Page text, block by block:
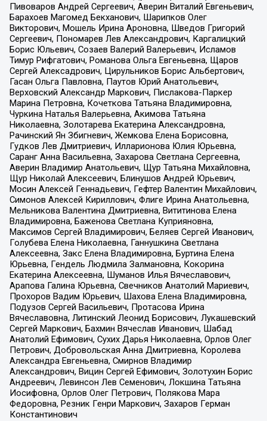
Пивоваров Андрей Сергеевич, Аверин Виталий Евгеньевич,
Барахоев Магомед Бекханович, Шарипков Олег
Викторович, Мошель Ирина Ароновна, Шведов Григорий
Сергеевич, Пономарев Лев Александрович, Каргалицкий
Борис Юльевич, Созаев Валерий Валерьевич, Исламов
Тимур Рифгатович, Романова Ольга Евгеньевна, Щаров
Сергей Алексадрович, Цирульников Борис Альбертович,
Гасан Ольга Павловна, Паутов Юрий Анатольевич,
Верховский Александр Маркович, Пислакова-Паркер
Марина Петровна, Кочеткова Татьяна Владимировна,
Чуркина Наталья Валерьевна, Акимова Татьяна
Николаевна, Золотарева Екатерина Александровна,
Рачинский Ян Збигневич, Жемкова Елена Борисовна,
Гудков Лев Дмитриевич, Илларионова Юлия Юрьевна,
Саранг Анна Васильевна, Захарова Светлана Сергеевна,
Аверин Владимир Анатольевич, Щур Татьяна Михайловна,
Щур Николай Алексеевич, Блинушов Андрей Юрьевич,
Мосин Алексей Геннадьевич, Гефтер Валентин Михайлович,
Симонов Алексей Кириллович, Флиге Ирина Анатольевна,
Мельникова Валентина Дмитриевна, Вититинова Елена
Владимировна, Баженова Светлана Куприяновна,
Максимов Сергей Владимирович, Беляев Сергей Иванович,
Голубева Елена Николаевна, Ганнушкина Светлана
Алексеевна, Закс Елена Владимировна, Буртина Елена
Юрьевна, Гендель Людмила Залмановна, Кокорина
Екатерина Алексеевна, Шуманов Илья Вячеславович,
Арапова Галина Юрьевна, Свечников Анатолий Мариевич,
Прохоров Вадим Юрьевич, Шахова Елена Владимировна,
Подузов Сергей Васильевич, Протасова Ирина
Вячеславовна, Литинский Леонид Борисович, Лукашевский
Сергей Маркович, Бахмин Вячеслав Иванович, Шабад
Анатолий Ефимович, Сухих Дарья Николаевна, Орлов Олег
Петрович, Добровольская Анна Дмитриевна, Королева
Александра Евгеньевна, Смирнов Владимир
Александрович, Вицин Сергей Ефимович, Золотухин Борис
Андреевич, Левинсон Лев Семенович, Локшина Татьяна
Иосифовна, Орлов Олег Петрович, Полякова Мара
Федоровна, Резник Генри Маркович, Захаров Герман
Константинович